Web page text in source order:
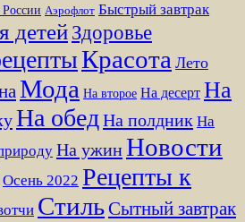
Аэрофлот Быстрый завтрак
детейЗдоровье
Красота Лето
Мода На второе На десерт На
На обедНа полдник На
На ужинНовости
Осень 2022 Рецепты к
СтильСытный завтрак